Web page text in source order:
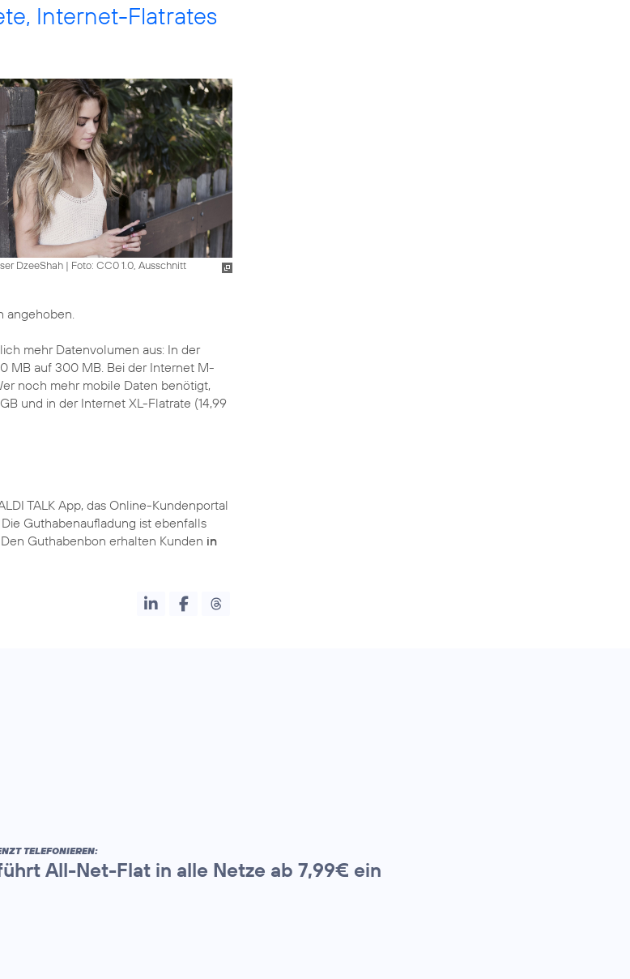
Internet-Flatrates
DzeeShah| Foto: CC0 1.0, Ausschnitt
angehoben.
mehr Datenvolumen aus: In der
MB auf 300 MB. Bei der Internet M-
noch mehr mobile Daten benötigt,
und in der Internet XL-Flatrate (14,99
TALK App, das Online-Kundenportal
Guthabenaufladung ist ebenfalls
Guthabenbon erhalten Kunden in
TELEFONIEREN:
All-Net-Flat in alle Netze ab 7,99€ ein